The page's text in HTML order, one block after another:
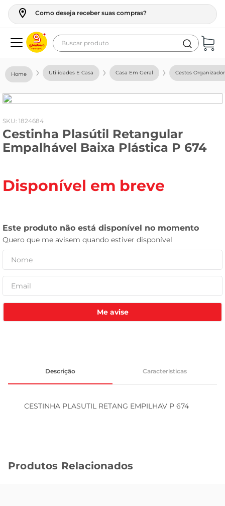
Como deseja receber suas compras?
Buscar produto
Utilidades E Casa Casa Em Geral Cestos
: 1824684
Cestinha Plasútil Retangular
Empalhável Baixa Plástica P 674
Disponível em breve
Me avise
Descrição Características
CESTINHA PLASUTIL RETANG EMPILHAV P 674
Produtos Relacionados
geladeira
fogao
café
cerveja
leite
tv